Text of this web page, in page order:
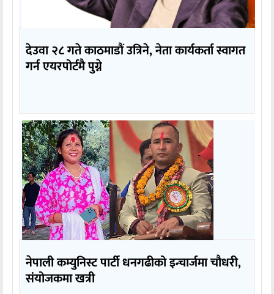
देउवा २८ गते काठमाडौं उत्रिने, नेता कार्यकर्ता स्वागत
गर्न एयरपोर्टमै पुग्ने
नेपाली कम्युनिस्ट पार्टी धनगढीको इन्चार्जमा चौधरी,
संयोजकमा खत्री